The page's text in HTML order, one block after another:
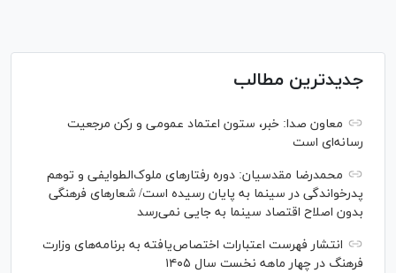
جدیدترین مطالب
معاون صدا: خبر، ستون اعتماد عمومی و رکن مرجعیت
رسانه‌ای است
محمدرضا مقدسیان: دوره رفتارهای ملوک‌الطوایفی و توهم
پدرخواندگی در سینما به پایان رسیده است/ شعارهای فرهنگی
بدون اصلاح اقتصاد سینما به جایی نمی‌رسد
انتشار فهرست اعتبارات اختصاص‌یافته به برنامه‌های وزارت
فرهنگ در چهار ماهه نخست سال ۱۴۰۵